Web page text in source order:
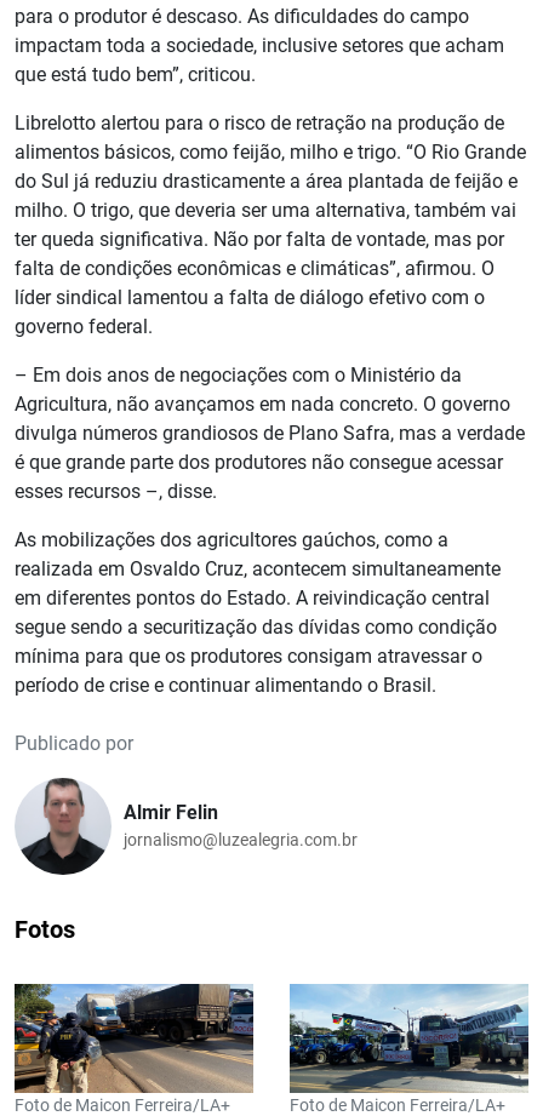
para o produtor é descaso. As dificuldades do campo
impactam toda a sociedade, inclusive setores que acham
que está tudo bem”, criticou.
Librelotto alertou para o risco de retração na produção de
alimentos básicos, como feijão, milho e trigo. “O Rio Grande
do Sul já reduziu drasticamente a área plantada de feijão e
milho. O trigo, que deveria ser uma alternativa, também vai
ter queda significativa. Não por falta de vontade, mas por
falta de condições econômicas e climáticas”, afirmou. O
líder sindical lamentou a falta de diálogo efetivo com o
governo federal.
– Em dois anos de negociações com o Ministério da
Agricultura, não avançamos em nada concreto. O governo
divulga números grandiosos de Plano Safra, mas a verdade
é que grande parte dos produtores não consegue acessar
esses recursos –, disse.
As mobilizações dos agricultores gaúchos, como a
realizada em Osvaldo Cruz, acontecem simultaneamente
em diferentes pontos do Estado. A reivindicação central
segue sendo a securitização das dívidas como condição
mínima para que os produtores consigam atravessar o
período de crise e continuar alimentando o Brasil.
Publicado por
Almir Felin
jornalismo@luzealegria.com.br
Fotos
Foto de Maicon Ferreira/LA+ Foto de Maicon Ferreira/LA+